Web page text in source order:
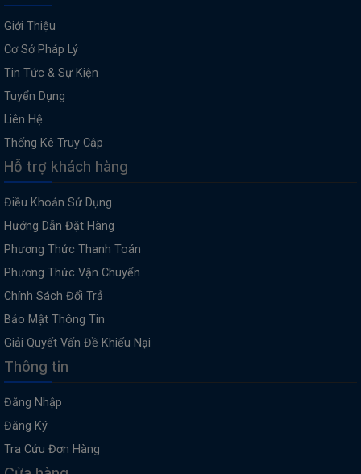
Giới Thiệu
Cơ Sở Pháp Lý
Tin Tức & Sự Kiện
Tuyển Dụng
Liên Hệ
Thống Kê Truy Cập
Hỗ trợ khách hàng
Điều Khoản Sử Dụng
Hướng Dẫn Đặt Hàng
Phương Thức Thanh Toán
Phương Thức Vận Chuyển
Chính Sách Đổi Trả
Bảo Mật Thông Tin
Giải Quyết Vấn Đề Khiếu Nại
Thông tin
Đăng Nhập
Đăng Ký
Tra Cứu Đơn Hàng